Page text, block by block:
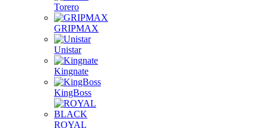
Torero
GRIPMAX
Unistar
Kingnate
KingBoss
ROYAL